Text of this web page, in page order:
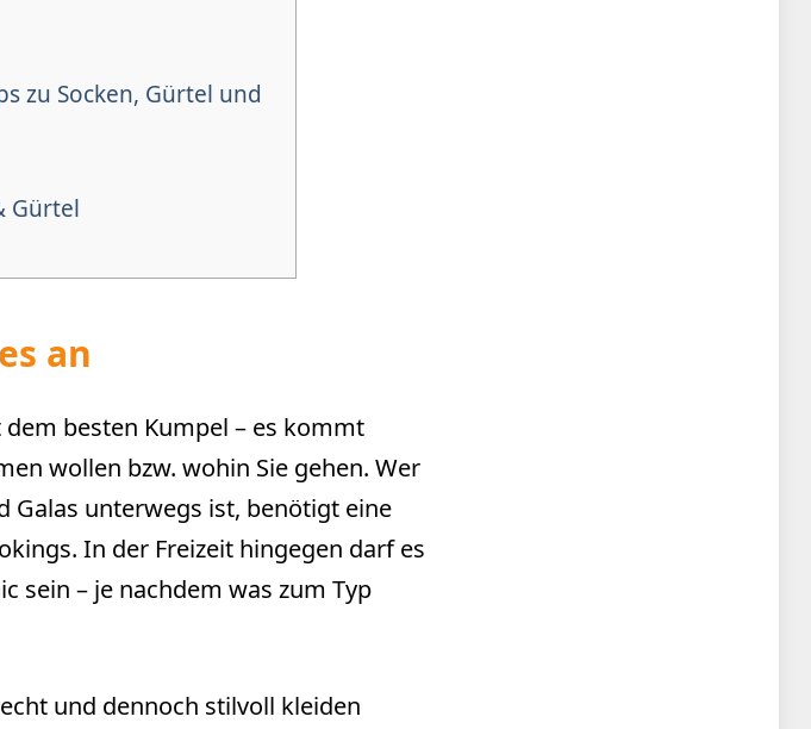
zu Socken, Gürtel und
Gürtel
an
besten Kumpel – es kommt
wollen bzw. wohin Sie gehen. Wer
Galas unterwegs ist, benötigt eine
In der Freizeit hingegen darf es
sein – je nachdem was zum Typ
und dennoch stilvoll kleiden